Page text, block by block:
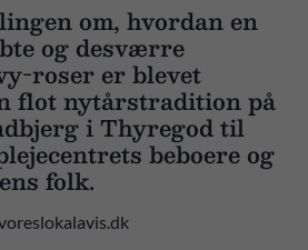
om, hvordan en
og desværre
roser er blevet
flot nytårstradition på
i Thyregod til
beboere og
folk.